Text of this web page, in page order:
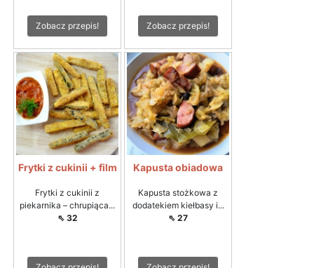
Zobacz przepis! Zobacz przepis!
Frytki z cukinii + film
Frytki z cukinii z
piekarnika – chrupiąca...
⇖ 32
Kapusta obiadowa
Kapusta stożkowa z
dodatekiem kiełbasy i...
⇖ 27